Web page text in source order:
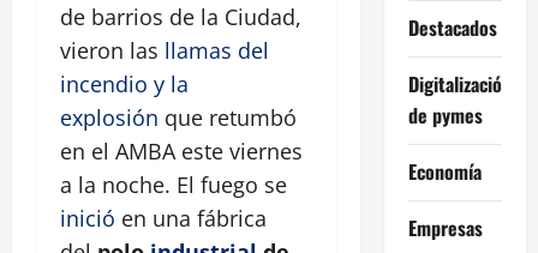
de barrios de la Ciudad,
vieron las llamas del
incendio y la
explosión que retumbó
en el AMBA este viernes
a la noche. El fuego se
inició en una fábrica
Destacados
Digitalización
de pymes
Economía
Empresas